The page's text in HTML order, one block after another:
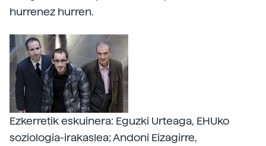
hurrenez hurren.
Ezkerretik eskuinera: Eguzki Urteaga, EHUko
soziologia-irakaslea; Andoni Eizagirre,